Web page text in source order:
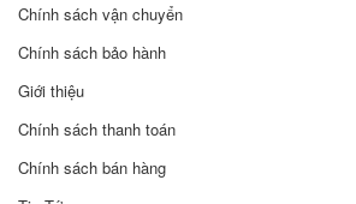
Chính sách vận chuyển
Chính sách bảo hành
Giới thiệu
Chính sách thanh toán
Chính sách bán hàng